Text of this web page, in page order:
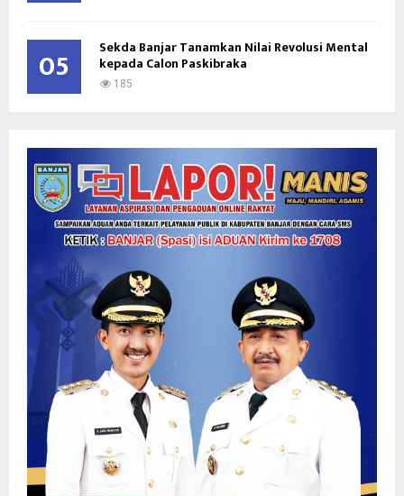
05 Sekda Banjar Tanamkan Nilai Revolusi Mental
kepada Calon Paskibraka
185